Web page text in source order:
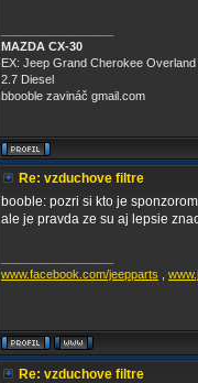
MAZDA CX-30
EX: Jeep Grand Cherokee Overland
2.7 Diesel
bbooble zavináč gmail.com
Re: vzduchove filtre
booble: pozri si kto je
ale je pravda ze su aj lepsie
www.facebook.com/jeepparts
Re: vzduchove filtre